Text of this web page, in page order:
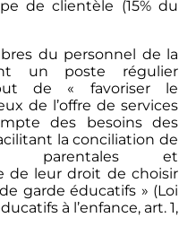
de clientèle (15% du
du personnel de la
un poste régulier
de « favoriser le
de l’offre de services
des besoins des
la conciliation de
parentales et
de leur droit de choisir
garde éducatifs » (Loi
à l’enfance, art. 1,